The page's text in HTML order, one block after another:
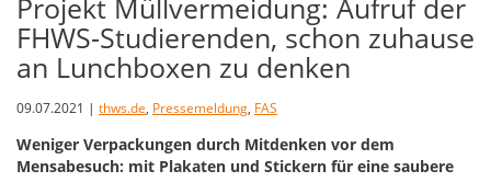
Projekt Müllvermeidung: Aufruf der
FHWS-Studierenden, schon zuhause
an Lunchboxen zu denken
09.07.2021 | thws.de, Pressemeldung, FAS
Weniger Verpackungen durch Mitdenken vor dem
Mensabesuch: mit Plakaten und Stickern für eine saubere